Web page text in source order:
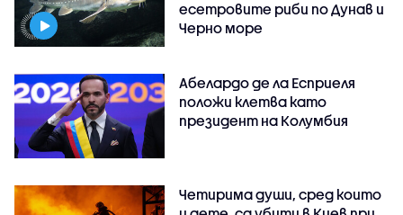
есетровите риби по Дунав и
Черно море
Абелардо де ла Есприеля
положи клетва като
президент на Колумбия
Четирима души, сред които